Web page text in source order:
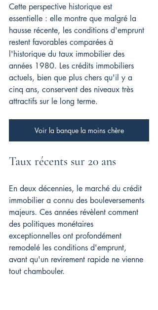
Cette perspective historique est
essentielle : elle montre que malgré la
hausse récente, les conditions d'emprunt
restent favorables comparées à
l'historique du taux immobilier des
années 1980. Les crédits immobiliers
actuels, bien que plus chers qu'il y a
cinq ans, conservent des niveaux très
attractifs sur le long terme.
Voir la banque la moins chère
Taux récents sur 20 ans
En deux décennies, le marché du crédit
immobilier a connu des bouleversements
majeurs. Ces années révèlent comment
des politiques monétaires
exceptionnelles ont profondément
remodelé les conditions d'emprunt,
avant qu'un revirement rapide ne vienne
tout chambouler.